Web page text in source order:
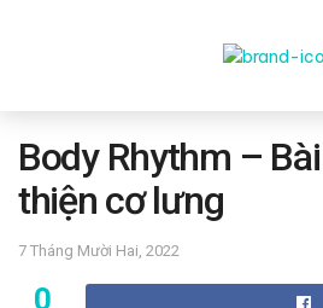
THỂ DỤC
DINH DƯỠNG
Body Rhythm –
thiện cơ lưng
7 Tháng Mười Hai, 2022
0